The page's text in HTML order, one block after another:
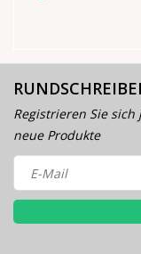
Registrieren Sie
neue Produkte